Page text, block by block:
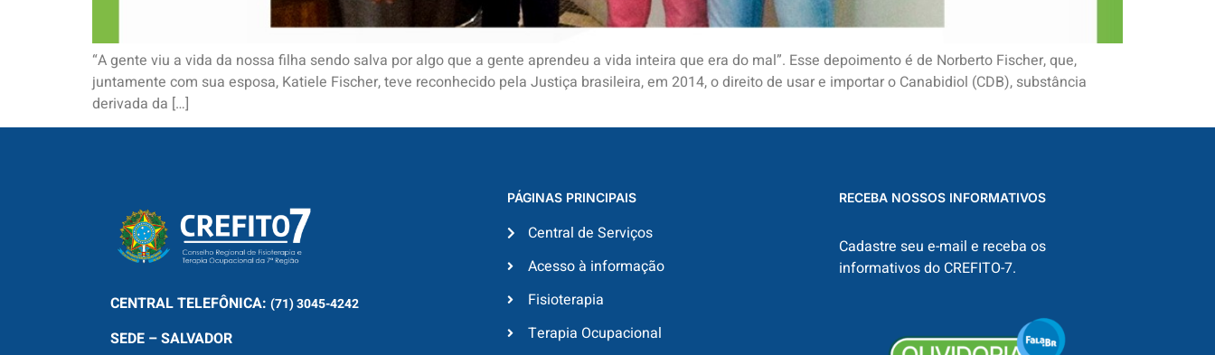
“A gente viu a vida da nossa filha sendo salva por algo que a gente aprendeu a vida inteira que era do mal”. Esse depoimento é de Norberto Fischer, que,
juntamente com sua esposa, Katiele Fischer, teve reconhecido pela Justiça brasileira, em 2014, o direito de usar e importar o Canabidiol (CDB), substância
derivada da […]
CENTRALTELEFÔNICA: (71) 3045-4242
SEDE – SALVADOR
PÁGINAS PRINCIPAIS
Central de Serviços
Acesso à informação
Fisioterapia
Terapia Ocupacional
RECEBA NOSSOS INFORMATIVOS
Cadastre seu e-mail e receba os
informativos do CREFITO-7.